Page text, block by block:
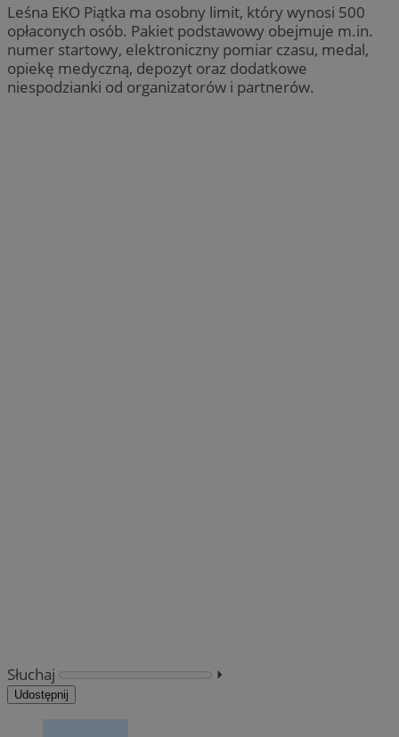
Leśna EKO Piątka ma osobny limit, który wynosi 500
opłaconych osób. Pakiet podstawowy obejmuje m.in.
numer startowy, elektroniczny pomiar czasu, medal,
opiekę medyczną, depozyt oraz dodatkowe
niespodzianki od organizatorów i partnerów.
Słuchaj ⏵︎
Udostępnij